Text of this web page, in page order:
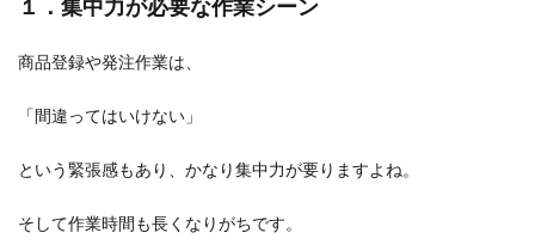
１．集中力が必要な作業シーン
商品登録や発注作業は、
「間違ってはいけない」
という緊張感もあり、かなり集中力が要りますよね。
そして作業時間も長くなりがちです。